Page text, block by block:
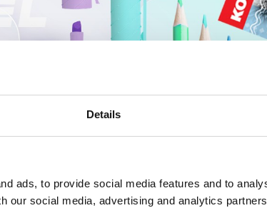
Details
ads, to provide social media features and to
our social media, advertising and analytics